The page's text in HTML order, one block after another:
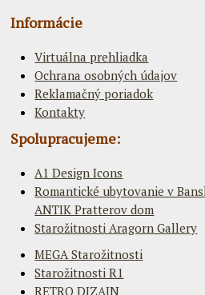
Informácie
Virtuálna prehliadka
Ochrana osobných údajov
Reklamačný poriadok
Kontakty
Spolupracujeme:
A1 Design Icons
Romantické ubytovanie v
ANTIK Pratterov dom
Starožitnosti Aragorn Gallery
MEGA Starožitnosti
Starožitnosti R1
RETRO DIZAJN